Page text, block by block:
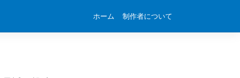
ホーム 制作者について